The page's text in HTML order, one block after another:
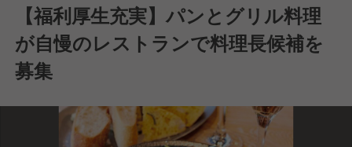
【福利厚生充実】パンとグリル料理
が自慢のレストランで料理長候補を
募集